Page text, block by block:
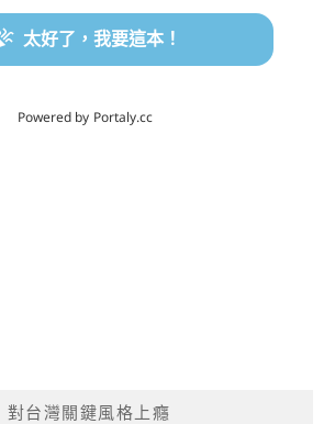
對台灣關鍵風格上癮